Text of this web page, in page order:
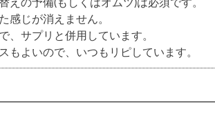
の予備(もしくはオムツ)は必須です。
感じが消えません。
、サプリと併用しています。
もよいので、いつもリピしています。